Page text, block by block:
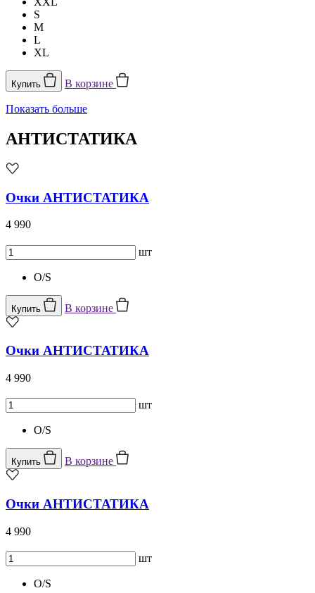
S
M
L
XL
Купить В корзине
Показать больше
АНТИСТАТИКА
Очки АНТИСТАТИКА
4 990
шт
O/S
Купить В корзине
Очки АНТИСТАТИКА
4 990
шт
O/S
Купить В корзине
Очки АНТИСТАТИКА
4 990
шт
O/S